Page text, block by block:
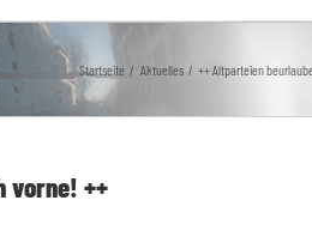
Startseite Aktuelles ++ Altparteien
vorne! ++